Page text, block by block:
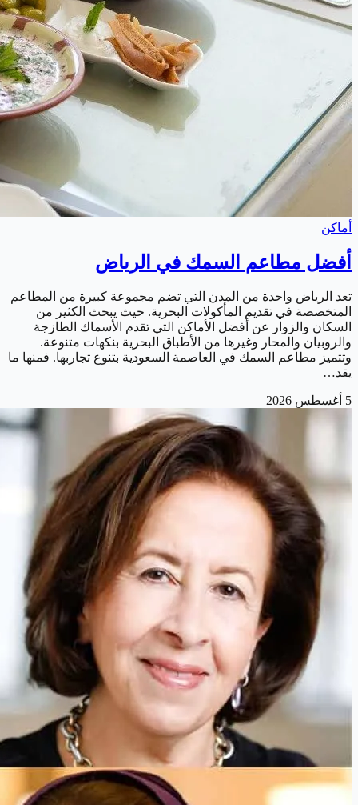
أماكن
أفضل مطاعم السمك في الرياض
تعد الرياض واحدة من المدن التي تضم مجموعة كبيرة من المطاعم
المتخصصة في تقديم المأكولات البحرية. حيث يبحث الكثير من
السكان والزوار عن أفضل الأماكن التي تقدم الأسماك الطازجة
والروبيان والمحار وغيرها من الأطباق البحرية بنكهات متنوعة.
وتتميز مطاعم السمك في العاصمة السعودية بتنوع تجاربها. فمنها ما
يقد…
5 أغسطس 2026